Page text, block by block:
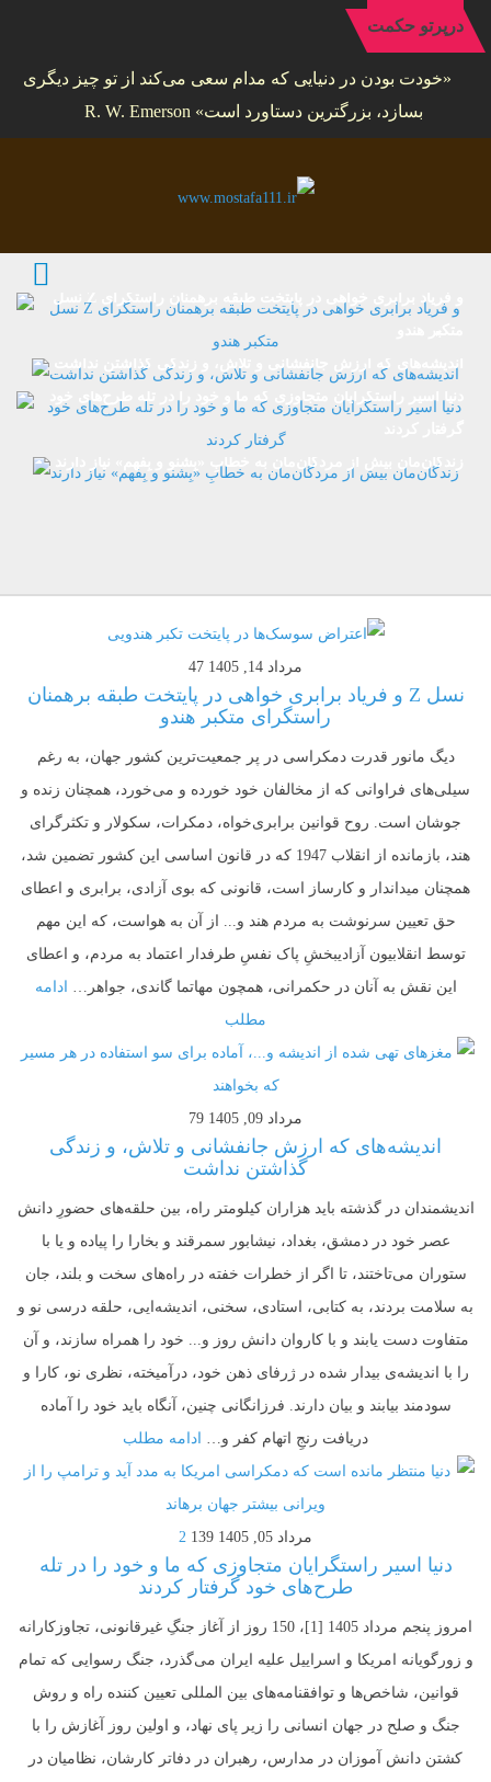
درپرتو حکمت
«خودت بودن در دنیایی که مدام سعی می‌کند از تو چیز دیگری
بسازد، بزرگترین دستاورد است» R. W. Emerson
نسل Z و فریاد برابری خواهی در پایتخت طبقه برهمنان راستگرای
اندیشه‌های که ارزش جانفشانی و تلاش، و زندگی گذاشتن نداشت
دنیا اسیر راستگرایان متجاوزی‌ که ما و خود را در تله طرح‌های خود
زندگان‌مان بیش از مردگان‌مان به خطابِ «بِشنو و بِفهم» نیاز دارند
مرداد 14, 1405 47
نسل Z و فریاد برابری خواهی در پایتخت طبقه برهمنان
راستگرای متکبر هندو
دیگ مانور قدرت دمکراسی در پر جمعیت‌ترین کشور جهان، به رغم
سیلی‌های فراوانی که از مخالفان خود خورده و می‌خورد، همچنان زنده و
جوشان است. روح قوانین برابری‌خواه، دمکرات، سکولار و تکثرگرای
هند، بازمانده از انقلاب 1947 که در قانون اساسی این کشور تضمین شد،
همچنان میداندار و کارساز است، قانونی که بوی آزادی، برابری و اعطای
حق تعیین سرنوشت به مردم هند و... از آن به هواست، که این مهم
توسط انقلابیون آزادیبخشِ پاک نفس‌ِ طرفدار اعتماد به مردم، و اعطای
این نقش به آنان در حکمرانی، همچون مهاتما گاندی، جواهر… ادامه
مطلب
مرداد 09, 1405 79
اندیشه‌های که ارزش جانفشانی و تلاش، و زندگی
گذاشتن نداشت
اندیشمندان در گذشته باید هزاران کیلومتر راه، بین حلقه‌های حضورِ دانش
عصر خود در دمشق، بغداد، نیشابور سمرقند و بخارا را پیاده و یا با
ستوران می‌تاختند، تا اگر از خطرات خفته در راه‌های سخت و بلند، جان
به سلامت بردند، به کتابی، استادی، سخنی، اندیشه‌ایی‌، حلقه درسی نو و
متفاوت دست یابند و با کاروان دانش روز و... خود را همراه سازند، و آن
را با اندیشه‌ی بیدار شده در ژرفای ذهن خود، در‌آمیخته، نظری نو، کارا و
سودمند بیابند و بیان ‌دارند. فرزانگانی چنین، آنگاه باید خود را آماده
دریافت رنجِ اتهام کفر و… ادامه مطلب
مرداد 05, 1405 139
2
دنیا اسیر راستگرایان متجاوزی‌ که ما و خود را در تله
طرح‌های خود گرفتار کردند
امروز پنجم مرداد 1405 [1]، 150 روز از آغاز جنگِ غیرقانونی، تجاوزکارانه
و زورگویانه امریکا و اسراییل علیه ایران می‌گذرد، جنگ رسوایی که تمام
قوانین، شاخص‌ها و توافقنامه‌های بین المللی تعیین کننده راه و روش
جنگ و صلح در جهان انسانی را زیر پای نهاد، و اولین روز آغازش را با
کشتن دانش آموزان در مدارس، رهبران در دفاتر کارشان، نظامیان در